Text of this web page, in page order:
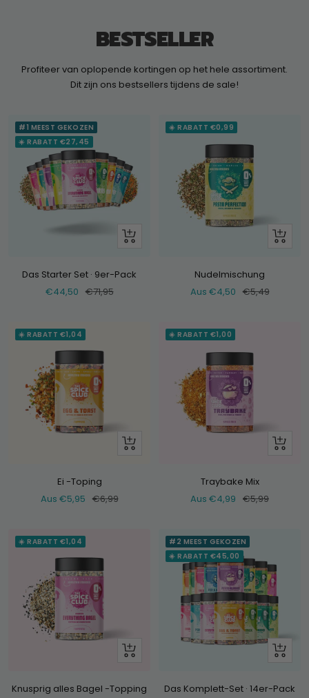
BESTSELLER
Profiteer van oplopende kortingen op het hele assortiment.
Dit zijn ons bestsellers tijdens de sale!
#1 MEEST GEKOZEN
☀️ RABATT €27,45
+
Das Starter Set · 9er-Pack
Verkaufspreis
€44,50 Normaler
€71,95
☀️ RABATT €0,99
Schau
Nudelmischung
Verkaufspreis
Aus €4,50 Normaler
€5,49
☀️ RABATT €1,04
Schau
Ei -Toping
Verkaufspreis
Aus €5,95 Normaler
€6,99
☀️ RABATT €1,00
Schau
Traybake Mix
Verkaufspreis
Aus €4,99 Normaler
€5,99
☀️ RABATT €1,04
Schau
Knusprig alles Bagel -Topping
#2 MEEST GEKOZEN
☀️ RABATT €45,00
+
Das Komplett-Set · 14er-Pack